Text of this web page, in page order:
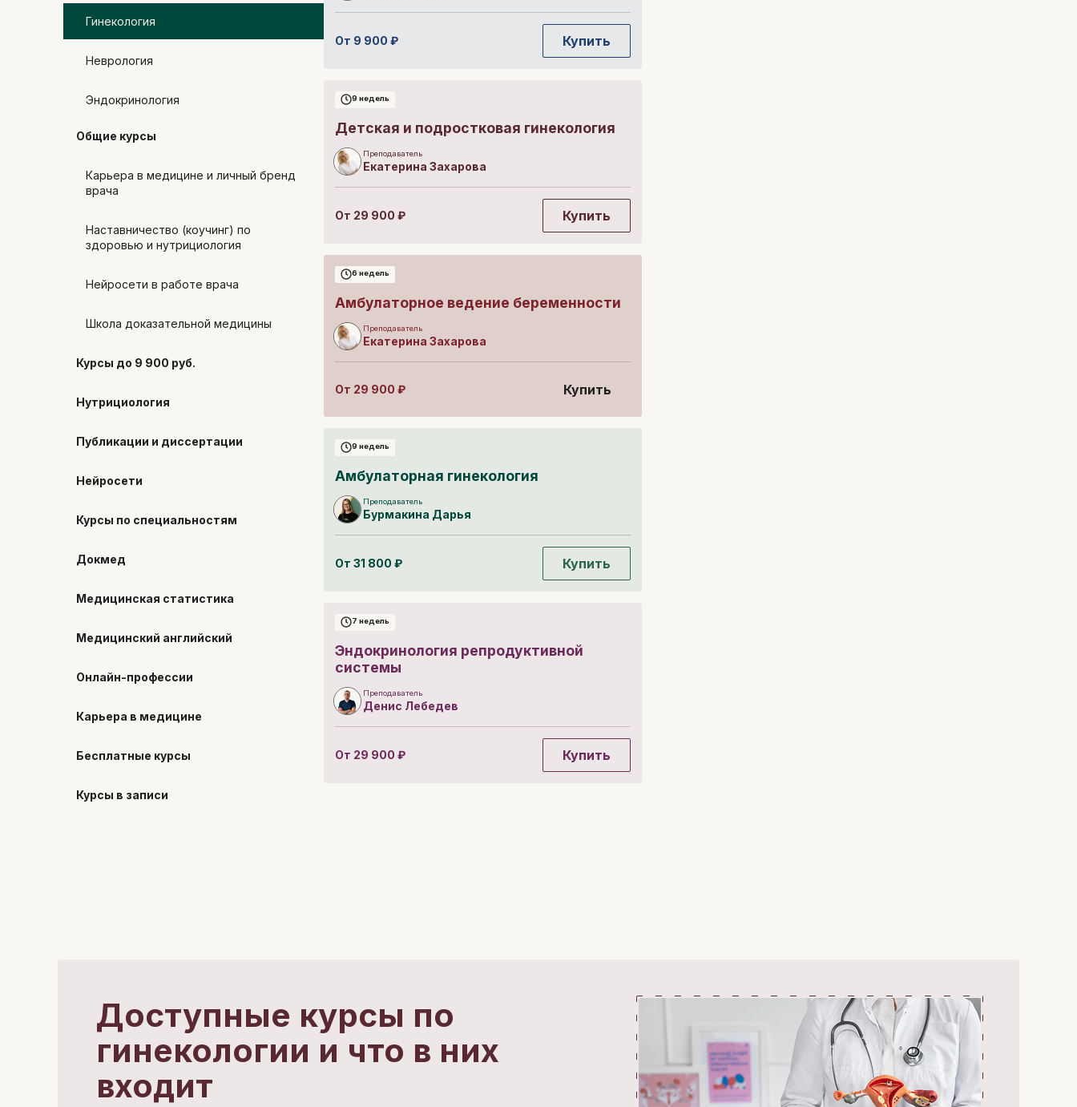
Гинекология
Неврология
Эндокринология
Общие курсы
Карьера в медицине и личный бренд
врача
Наставничество (коучинг) по
здоровью и нутрициология
Нейросети в работе врача
Школа доказательной медицины
Курсы до 9 900 руб.
Нутрициология
Публикации и диссертации
Нейросети
Курсы по специальностям
Докмед
Медицинская статистика
Медицинский английский
Онлайн-профессии
Карьера в медицине
Бесплатные курсы
Курсы в записи
От 9 900 ₽ Купить
9 недель
Детская и подростковая гинекология
Преподаватель
Екатерина Захарова
От 29 900 ₽ Купить
6 недель
Амбулаторное ведение беременности
Преподаватель
Екатерина Захарова
От 29 900 ₽ Купить
9 недель
Амбулаторная гинекология
Преподаватель
Бурмакина Дарья
От31 800 ₽ Купить
7 недель
Эндокринология репродуктивной
системы
Преподаватель
Денис Лебедев
От 29 900 ₽ Купить
Доступные курсы по
гинекологии и что в них
входит